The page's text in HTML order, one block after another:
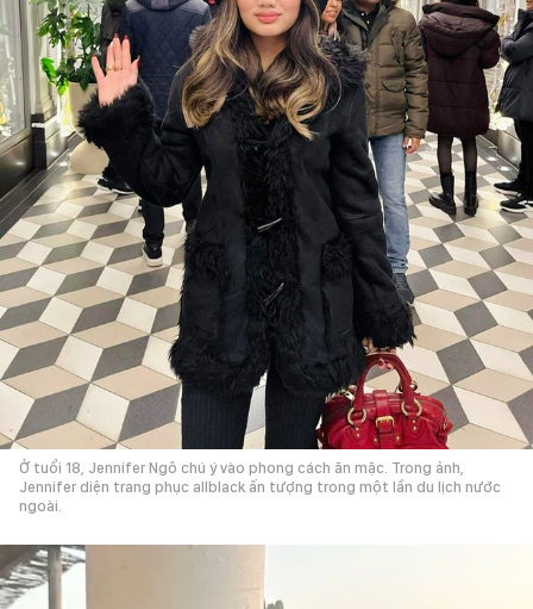
Ở tuổi 18, Jennifer Ngô chú ý vào phong cách ăn mặc. Trong ảnh,
Jennifer diện trang phục allblack ấn tượng trong một lần du lịch nước
ngoài.